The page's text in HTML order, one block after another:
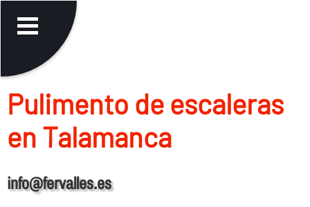
Pulimento de escaleras
en Talamanca
info@fervalles.es